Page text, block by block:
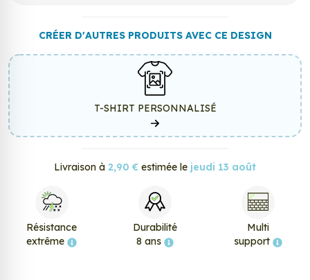
CRÉER D'AUTRES PRODUITS AVEC CE DESIGN
T-SHIRT PERSONNALISÉ
Livraison à 2,90 € estimée le jeudi 13 août
Résistance
extrême
Durabilité
8 ans
Multi
support